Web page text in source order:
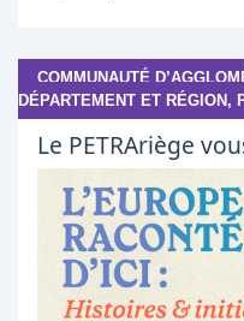
COMMUNAUTÉ
DÉPARTEMENT ET RÉGION,
Le PETRAriège